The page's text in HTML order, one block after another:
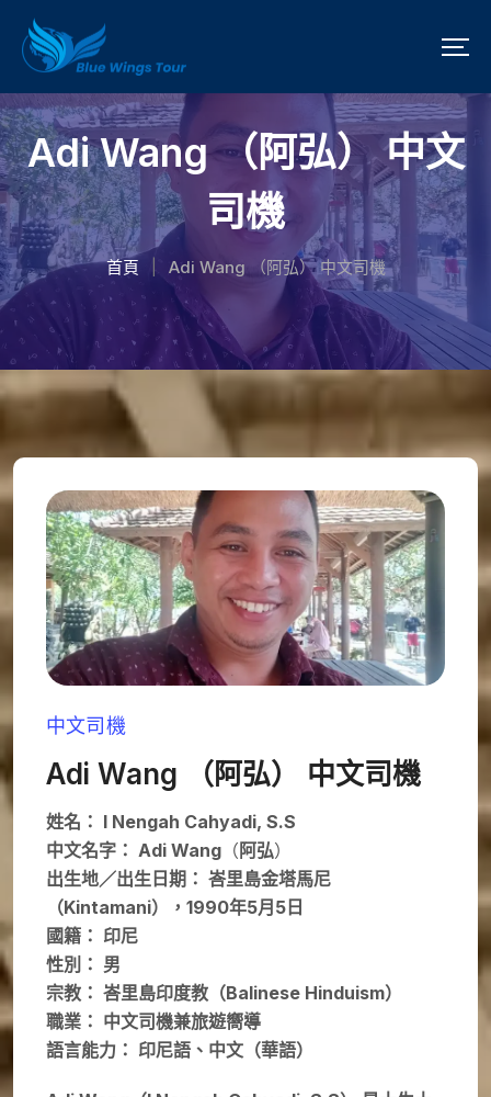
Adi Wang （阿弘） 中文
司機
首頁 Adi Wang （阿弘） 中文司機
中文司機
Adi Wang （阿弘） 中文司機
姓名： I Nengah Cahyadi, S.S
中文名字： Adi Wang （阿弘）
出生地／出生日期： 峇里島金塔馬尼
（Kintamani），1990年5月5日
國籍： 印尼
性別： 男
宗教： 峇里島印度教（Balinese Hinduism）
職業： 中文司機兼旅遊嚮導
語言能力： 印尼語、中文（華語）